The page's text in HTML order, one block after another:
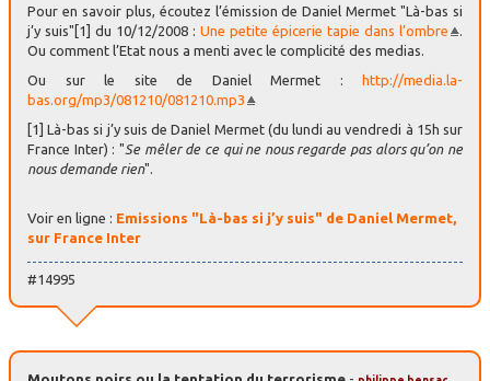
Pour en savoir plus, écoutez l’émission de Daniel Mermet "Là-bas si
j’y suis"[1] du 10/12/2008 : Une petite épicerie tapie dans l’ombre
.
Ou comment l’Etat nous a menti avec le complicité des medias.
Ou sur le site de Daniel Mermet : http://media.la-
bas.org/mp3/081210/081210.mp3
[1] Là-bas si j’y suis de Daniel Mermet (du lundi au vendredi à 15h sur
France Inter) : "Se mêler de ce qui ne nous regarde pas alors qu’on ne
nous demande rien".
Voir en ligne : Emissions "Là-bas si j’y suis" de Daniel Mermet,
sur France Inter
#14995